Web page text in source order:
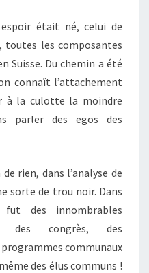
était né, celui de
toutes les composantes
Suisse. Du chemin a été
connaît l’attachement
à la culotte la moindre
parler des egos des
rien, dans l’analyse de
sorte de trou noir. Dans
des innombrables
des congrès, des
communaux
des élus communs !